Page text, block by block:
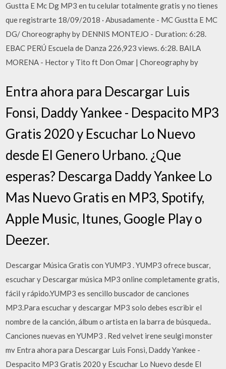
Gustta E Mc Dg MP3 en tu celular totalmente gratis y no tienes
que registrarte 18/09/2018 · Abusadamente - MC Gustta E MC
DG/ Choreography by DENNIS MONTEJO - Duration: 6:28.
EBAC PERÚ Escuela de Danza 226,923 views. 6:28. BAILA
MORENA - Hector y Tito ft Don Omar | Choreography by
Entra ahora para Descargar Luis
Fonsi, Daddy Yankee - Despacito MP3
Gratis 2020 y Escuchar Lo Nuevo
desde El Genero Urbano. ¿Que
esperas? Descarga Daddy Yankee Lo
Mas Nuevo Gratis en MP3, Spotify,
Apple Music, Itunes, Google Play o
Deezer.
Descargar Música Gratis con YUMP3 . YUMP3 ofrece buscar,
escuchar y Descargar música MP3 online completamente gratis,
fácil y rápido.YUMP3 es sencillo buscador de canciones
MP3.Para escuchar y descargar MP3 solo debes escribir el
nombre de la canción, álbum o artista en la barra de búsqueda..
Canciones nuevas en YUMP3 . Red velvet irene seulgi monster
mv Entra ahora para Descargar Luis Fonsi, Daddy Yankee -
Despacito MP3 Gratis 2020 y Escuchar Lo Nuevo desde El